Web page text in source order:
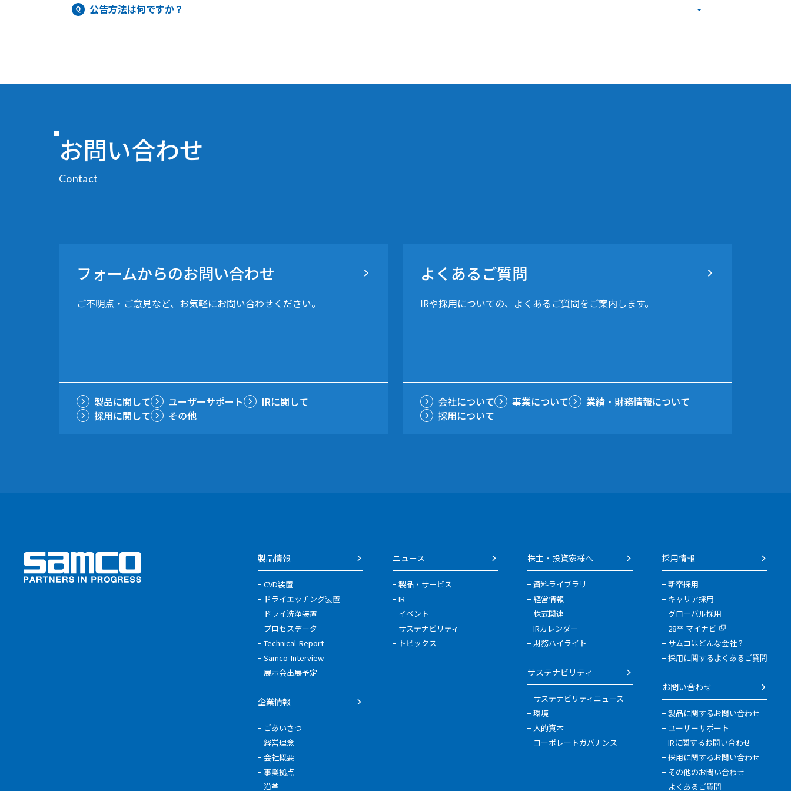
公告方法は何ですか？
お問い合わせ
Contact
フォームからのお問い合わせ
ご不明点・ご意見など、お気軽にお問い合わせください。
製品に関して ユーザーサポート
IRに関して
採用に関して
その他
よくあるご質問
IRや採用についての、よくあるご質問をご案内します。
会社について 事業について
業績・財務情報について
採用について
製品情報
CVD装置
ドライエッチング装置
ドライ洗浄装置
プロセスデータ
Technical-Report
Samco-Interview
展示会出展予定
企業情報
ごあいさつ
経営理念
会社概要
事業拠点
沿革
ニュース
製品・サービス
IR
イベント
サステナビリティ
トピックス
株主・投資家様へ
資料ライブラリ
経営情報
株式関連
IRカレンダー
財務ハイライト
サステナビリティ
サステナビリティニュース
環境
人的資本
コーポレートガバナンス
採用情報
新卒採用
キャリア採用
グローバル採用
28卒 マイナビ
サムコはどんな会社？
採用に関するよくあるご質問
お問い合わせ
製品に関するお問い合わせ
ユーザーサポート
IRに関するお問い合わせ
採用に関するお問い合わせ
その他のお問い合わせ
よくあるご質問